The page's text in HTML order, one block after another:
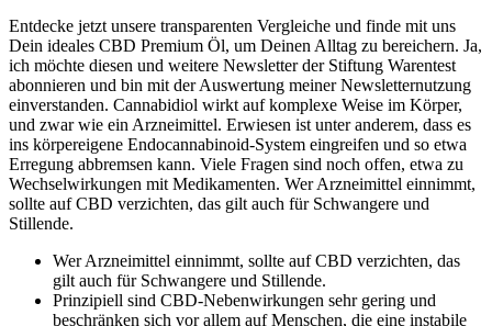
Entdecke jetzt unsere transparenten Vergleiche und finde mit uns
Dein ideales CBD Premium Öl, um Deinen Alltag zu bereichern. Ja,
ich möchte diesen und weitere Newsletter der Stiftung Warentest
abonnieren und bin mit der Auswertung meiner Newsletternutzung
einverstanden. Cannabidiol wirkt auf komplexe Weise im Körper,
und zwar wie ein Arznei­mittel. Erwiesen ist unter anderem, dass es
ins körper­eigene Endocannabinoid-System eingreifen und so etwa
Erregung abbremsen kann. Viele Fragen sind noch offen, etwa zu
Wechsel­wirkungen mit Medikamenten. Wer Arznei­mittel einnimmt,
sollte auf CBD verzichten, das gilt auch für Schwangere und
Stillende.
Wer Arznei­mittel einnimmt, sollte auf CBD verzichten, das
gilt auch für Schwangere und Stillende.
Prinzipiell sind CBD-Nebenwirkungen sehr gering und
beschränken sich vor allem auf Menschen, die eine instabile